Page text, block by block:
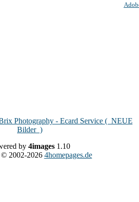
by 4images 1.10
2002-2026 4homepages.de